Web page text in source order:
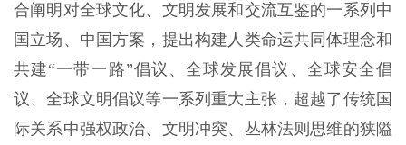
合阐明对全球文化、文明发展和交流互鉴的一系列中
国立场、中国方案，提出构建人类命运共同体理念和
共建“一带一路”倡议、全球发展倡议、全球安全倡
议、全球文明倡议等一系列重大主张，超越了传统国
际关系中强权政治、文明冲突、丛林法则思维的狭隘